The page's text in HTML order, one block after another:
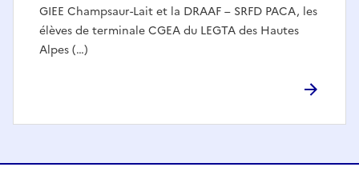
GIEE Champsaur-Lait et la DRAAF – SRFD PACA, les
élèves de terminale CGEA du LEGTA des Hautes
Alpes (…)